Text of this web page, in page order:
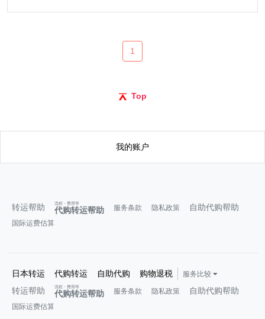
1
Top
我的账户
转运帮助 代购转运帮助
流程・费用等
服务条款 隐私政策 自助代购帮助
国际运费估算
日本转运 代购转运 自助代购 购物退税 服务比较
转运帮助 代购转运帮助
流程・费用等
服务条款 隐私政策 自助代购帮助
国际运费估算